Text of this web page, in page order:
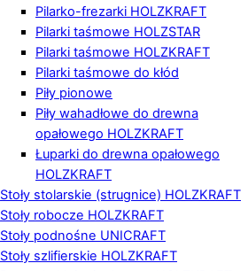
Pilarko-frezarki HOLZKRAFT
Pilarki taśmowe HOLZSTAR
Pilarki taśmowe HOLZKRAFT
Pilarki taśmowe do kłód
Piły pionowe
Piły wahadłowe do drewna
opałowego HOLZKRAFT
Łuparki do drewna opałowego
HOLZKRAFT
Stoły stolarskie (strugnice) HOLZKRAFT
Stoły robocze HOLZKRAFT
Stoły podnośne UNICRAFT
Stoły szlifierskie HOLZKRAFT